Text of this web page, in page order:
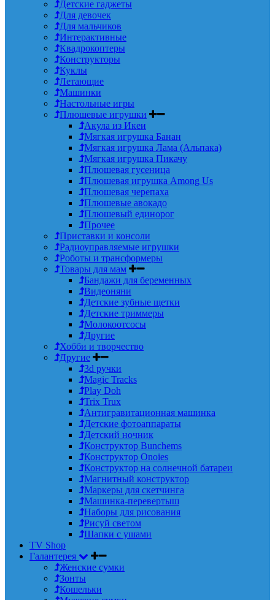
Детские гаджеты
Для девочек
Для мальчиков
Интерактивные
Квадрокоптеры
Конструкторы
Куклы
Летающие
Машинки
Настольные игры
Плюшевые игрушки
Акула из Икеи
Мягкая игрушка Банан
Мягкая игрушка Лама (Альпака)
Мягкая игрушка Пикачу
Плюшевая гусеница
Плюшевая игрушка Among Us
Плюшевая черепаха
Плюшевые авокадо
Плюшевый единорог
Прочее
Приставки и консоли
Радиоуправляемые игрушки
Роботы и трансформеры
Товары для мам
Бандажи для беременных
Видеоняни
Детские зубные щетки
Детские триммеры
Молокоотсосы
Другие
Хобби и творчество
Другие
3d ручки
Magic Tracks
Play Doh
Trix Trux
Антигравитационная машинка
Детские фотоаппараты
Детский ночник
Конструктор Bunchems
Конструктор Onoies
Конструктор на солнечной батареи
Магнитный конструктор
Маркеры для скетчинга
Машинка-перевертыш
Наборы для рисования
Рисуй светом
Шапки с ушами
TV Shop
Галантерея
Женские сумки
Зонты
Кошельки